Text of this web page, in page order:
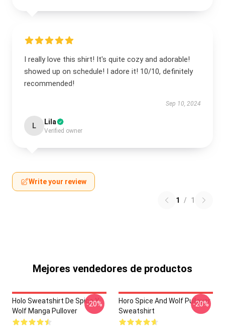
I really love this shirt! It's quite cozy and adorable!
showed up on schedule! I adore it! 10/10, definitely
recommended!
Sep 10, 2024
L Lila
Verified owner
Write your review
1 / 1
Mejores vendedores de productos
Holo Sweatshirt De Spice Y
Wolf Manga Pullover
-20%
Horo Spice And Wolf Pullover
Sweatshirt
-20%